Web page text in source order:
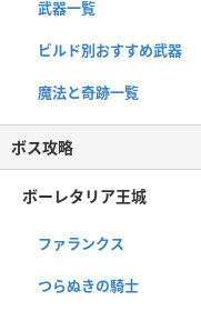
武器一覧
ビルド別おすすめ武器
魔法と奇跡一覧
ボス攻略
ボーレタリア王城
ファランクス
つらぬきの騎士